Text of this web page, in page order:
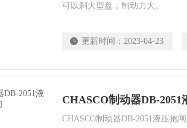
可以刹大型盘，制动力大。
更新时间： 2023-04-23
CHASCO制动器DB-2051
CHASCO制动器DB-2051液压抱